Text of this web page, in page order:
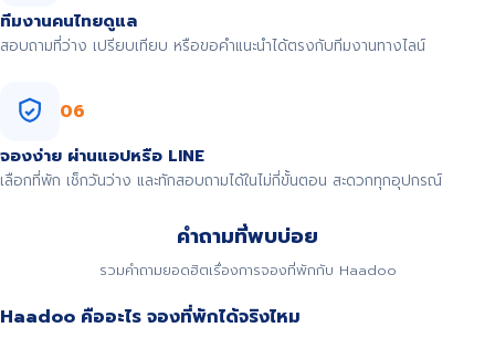
ทีมงานคนไทยดูแล
สอบถามที่ว่าง เปรียบเทียบ หรือขอคำแนะนำได้ตรงกับทีมงานทางไลน์
06
จองง่าย ผ่านแอปหรือ LINE
เลือกที่พัก เช็กวันว่าง และทักสอบถามได้ในไม่กี่ขั้นตอน สะดวกทุกอุปกรณ์
คำถามที่พบบ่อย
รวมคำถามยอดฮิตเรื่องการจองที่พักกับ Haadoo
Haadoo คืออะไร จองที่พักได้จริงไหม